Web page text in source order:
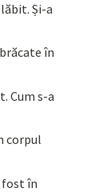
Și-a
în
Cum s-a
corpul
fost în